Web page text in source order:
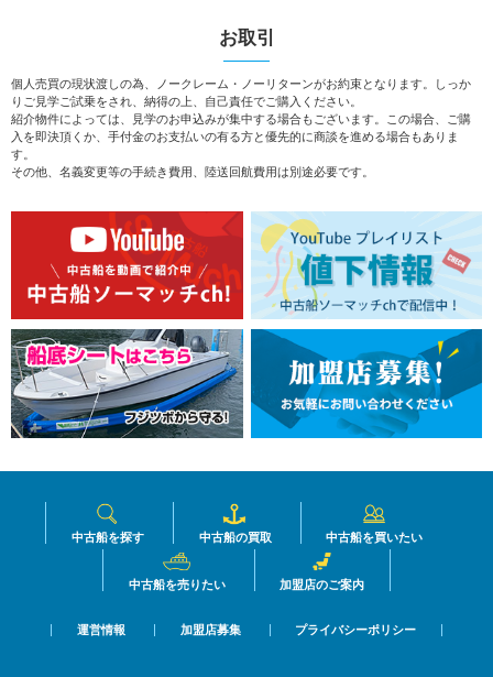
お取引
個人売買の現状渡しの為、ノークレーム・ノーリターンがお約束となります。しっか
りご見学ご試乗をされ、納得の上、自己責任でご購入ください。
紹介物件によっては、見学のお申込みが集中する場合もございます。この場合、ご購
入を即決頂くか、手付金のお支払いの有る方と優先的に商談を進める場合もありま
す。
その他、名義変更等の手続き費用、陸送回航費用は別途必要です。
中古船を探す 中古船の買取 中古船を買いたい
中古船を売りたい 加盟店のご案内
運営情報 加盟店募集 プライバシーポリシー